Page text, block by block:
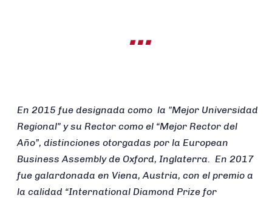
...
En 2015 fue designada como la "Mejor Universidad
Regional" y su Rector como el “Mejor Rector del
Año”, distinciones otorgadas por la European
Business Assembly de Oxford, Inglaterra. En 2017
fue galardonada en Viena, Austria, con el premio a
la calidad “International Diamond Prize for